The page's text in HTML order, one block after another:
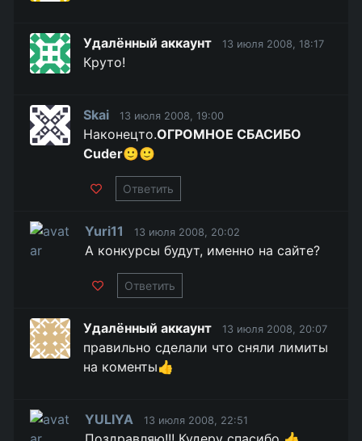
Удалённый аккаунт 13 июля 2008, 18:17
Крутo!
Skai 13 июля 2008, 19:00
Наконецто.ОГРОМНОЕ СБАСИБО
Cuder🙂🙂
Ответить
Yuri11 13 июля 2008, 20:02
А конкурсы будут, именно на сайте?
Ответить
Удалённый аккаунт 13 июля 2008, 20:07
правильно сделали что сняли лимиты
на коменты👍
YULIYA 13 июля 2008, 22:51